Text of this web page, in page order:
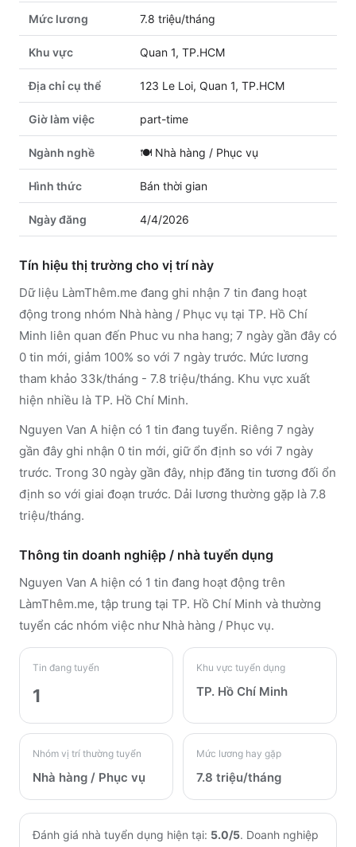
Mức lương 7.8 triệu/tháng
Khu vực Quan 1, TP.HCM
Địa chỉ cụ thể 123 Le Loi, Quan 1, TP.HCM
Giờ làm việc part-time
Ngành nghề 🍽️ Nhà hàng / Phục vụ
Hình thức Bán thời gian
Ngày đăng 4/4/2026
Tín hiệu thị trường cho vị trí này
Dữ liệu LàmThêm.me đang ghi nhận 7 tin đang hoạt
động trong nhóm Nhà hàng / Phục vụ tại TP. Hồ Chí
Minh liên quan đến Phuc vu nha hang; 7 ngày gần đây có
0 tin mới, giảm 100% so với 7 ngày trước. Mức lương
tham khảo 33k/tháng - 7.8 triệu/tháng. Khu vực xuất
hiện nhiều là TP. Hồ Chí Minh.
Nguyen Van A hiện có 1 tin đang tuyển. Riêng 7 ngày
gần đây ghi nhận 0 tin mới, giữ ổn định so với 7 ngày
trước. Trong 30 ngày gần đây, nhịp đăng tin tương đối ổn
định so với giai đoạn trước. Dải lương thường gặp là 7.8
triệu/tháng.
Thông tin doanh nghiệp / nhà tuyển dụng
Nguyen Van A hiện có 1 tin đang hoạt động trên
LàmThêm.me, tập trung tại TP. Hồ Chí Minh và thường
tuyển các nhóm việc như Nhà hàng / Phục vụ.
Tin đang tuyển
1
Khu vực tuyển dụng
TP. Hồ Chí Minh
Nhóm vị trí thường tuyển
Nhà hàng / Phục vụ
Mức lương hay gặp
7.8 triệu/tháng
Đánh giá nhà tuyển dụng hiện tại: 5.0/5. Doanh nghiệp